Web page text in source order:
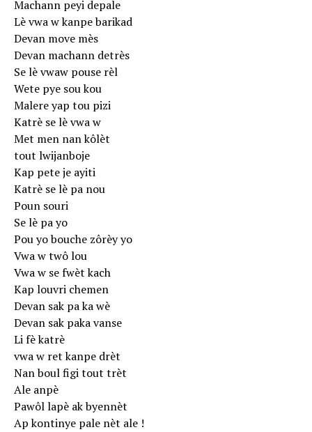
Machann peyi depale
Lè vwa w kanpe barikad
Devan move mès
Devan machann detrès
Se lè vwaw pouse rèl
Wete pye sou kou
Malere yap tou pizi
Katrè se lè vwa w
Met men nan kôlèt
tout lwijanboje
Kap pete je ayiti
Katrè se lè pa nou
Poun souri
Se lè pa yo
Pou yo bouche zôrèy yo
Vwa w twô lou
Vwa w se fwèt kach
Kap louvri chemen
Devan sak pa ka wè
Devan sak paka vanse
Li fè katrè
vwa w ret kanpe drèt
Nan boul figi tout trèt
Ale anpè
Pawôl lapè ak byennèt
Ap kontinye pale nèt ale !